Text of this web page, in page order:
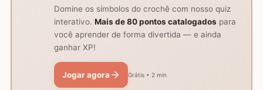
Domine os símbolos do crochê com nosso quiz
interativo. Mais de 80 pontos catalogados para
você aprender de forma divertida — e ainda
ganhar XP!
Jogar agora Grátis • 2 min